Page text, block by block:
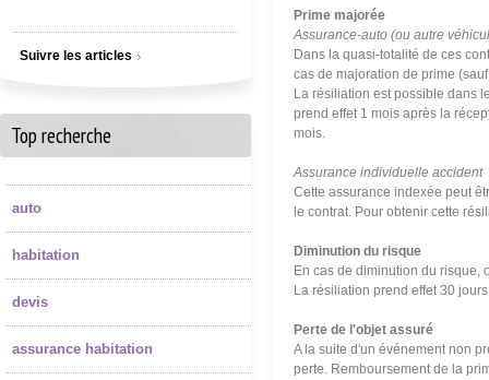
Prime majorée
Assurance-auto (ou autre
Dans la quasi-totalité de ces
cas de majoration de prime
La résiliation est possible dans
prend effet 1 mois après la
mois.
Assurance individuelle accident
Cette assurance indexée peut
le contrat. Pour obtenir cette
Diminution du risque
En cas de diminution du risque,
La résiliation prend effet 30
Perte de l'objet assuré
A la suite d'un événement non
perte. Remboursement de la
Suivre les articles
Top recherche
auto
habitation
devis
assurance habitation